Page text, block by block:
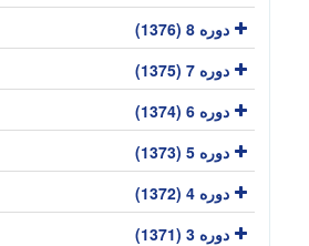
دوره 8 (1376)
دوره 7 (1375)
دوره 6 (1374)
دوره 5 (1373)
دوره 4 (1372)
دوره 3 (1371)